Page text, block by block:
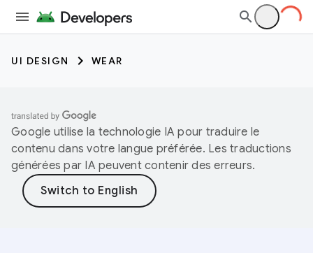
UI DESIGN WEAR
Google utilise la technologie IA pour traduire le
contenu dans votre langue préférée. Les traductions
générées par IA peuvent contenir des erreurs.